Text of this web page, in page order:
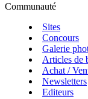
Communauté
Sites
Concours
Galerie
Articles de
Achat /
Newsletters
Editeurs